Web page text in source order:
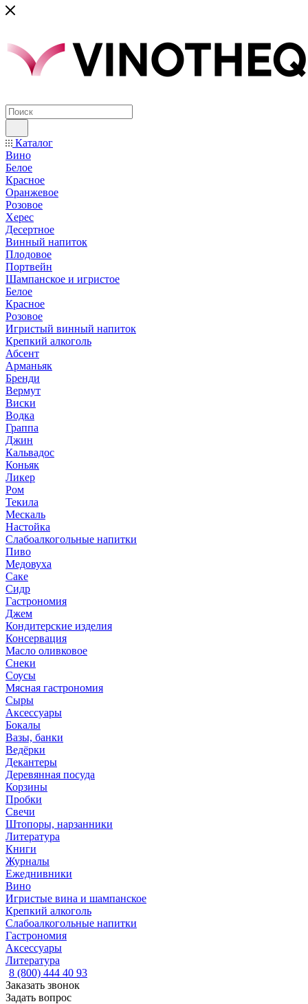
Каталог
Вино
Белое
Красное
Оранжевое
Розовое
Херес
Десертное
Винный напиток
Плодовое
Портвейн
Шампанское и игристое
Белое
Красное
Розовое
Игристый винный напиток
Крепкий алкоголь
Абсент
Арманьяк
Бренди
Вермут
Виски
Водка
Граппа
Джин
Кальвадос
Коньяк
Ликер
Ром
Текила
Мескаль
Настойка
Слабоалкогольные напитки
Пиво
Медовуха
Саке
Сидр
Гастрономия
Джем
Кондитерские изделия
Консервация
Масло оливковое
Снеки
Соусы
Мясная гастрономия
Сыры
Аксессуары
Бокалы
Вазы, банки
Ведёрки
Декантеры
Деревянная посуда
Корзины
Пробки
Свечи
Штопоры, нарзанники
Литература
Книги
Журналы
Ежеднивники
Вино
Игристые вина и шампанское
Крепкий алкоголь
Слабоалкогольные напитки
Гастрономия
Аксессуары
Литература
8 (800) 444 40 93
Заказать звонок
Задать вопрос